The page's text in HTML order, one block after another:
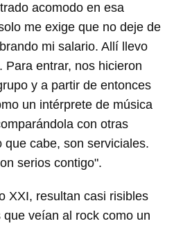
acomodo en esa
me exige que no deje de
mi salario. Allí llevo
Para entrar, nos hicieron
y a partir de entonces
un intérprete de música
con otras
cabe, son serviciales.
serios contigo".
XXI, resultan casi risibles
veían al rock como un